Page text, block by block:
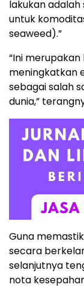
lakukan adalah
untuk
seaweed).”
“Ini
meningkatkan
sebagai salah
dunia,”
Guna
secara
selanjutnya
nota